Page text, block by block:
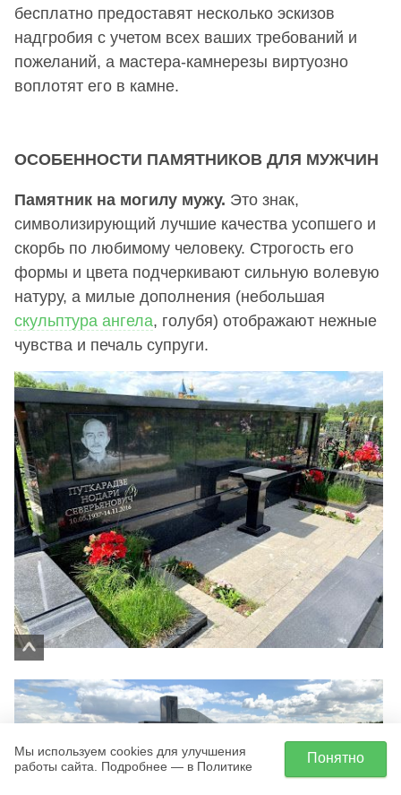
бесплатно предоставят несколько эскизов
надгробия с учетом всех ваших требований и
пожеланий, а мастера-камнерезы виртуозно
воплотят его в камне.
ОСОБЕННОСТИ ПАМЯТНИКОВ ДЛЯ МУЖЧИН
Памятник на могилу мужу. Это знак,
символизирующий лучшие качества усопшего и
скорбь по любимому человеку. Строгость его
формы и цвета подчеркивают сильную волевую
натуру, а милые дополнения (небольшая
скульптура ангела, голубя) отображают нежные
чувства и печаль супруги.
Мы используем cookies для улучшения
работы сайта. Подробнее — в Политике
Понятно